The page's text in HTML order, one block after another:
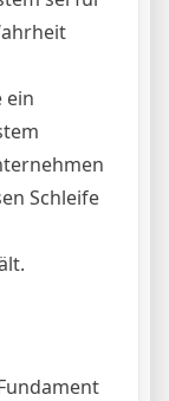
ein
Schleife